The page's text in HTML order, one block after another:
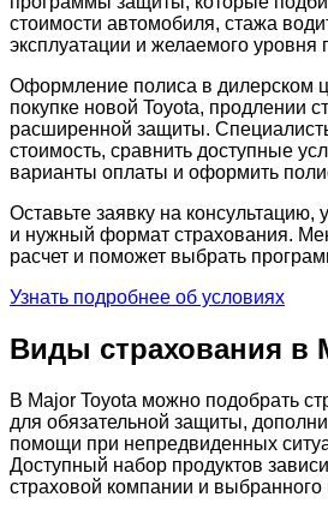
стоимости автомобиля, стажа
эксплуатации и желаемого уровня
Оформление полиса в дилерском
покупке новой Toyota, продлении
расширенной защиты.
стоимость, сравнить доступные
варианты оплаты и оформить
Оставьте заявку на консультацию,
и нужный формат страхования.
расчет и поможет выбрать
Узнать подробнее об условиях
Виды страхования в
В Major Toyota можно подобрать
для обязательной защиты,
помощи при непредвиденных
Доступный набор продуктов
страховой компании и выбранного